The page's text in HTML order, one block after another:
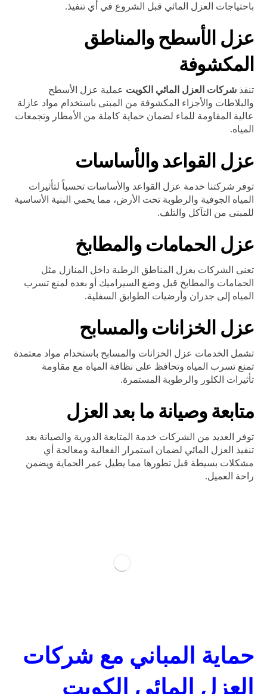
باحتياجات العزل المائي قبل الشروع في أي تنفيذ.
عزل الأسطح والمناطق
المكشوفة
تنفذشركات العزل المائي الكويت عملية عزل الأسطح
والبلاطات والأجزاء المكشوفة من المبنى باستخدام مواد عازلة
عالية المقاومة للماء لضمان حماية كاملة من الأمطار وتجمعات
المياه.
عزل القواعد والأساسات
توفر شركتنا خدمة عزل القواعد والأساسات تحسباً لتأثيرات
المياه الجوفية والرطوبة تحت الأرض، مما يحمي البنية الأساسية
للمبنى من التآكل والتلف.
عزل الحمامات والمطابخ
تعنى الشركات بعزل المناطق الرطبة داخل المنازل مثل
الحمامات والمطابخ قبل وضع السيراميك أو بعده لمنع تسرب
المياه إلى جدران وأرضيات الطوابق السفلية.
عزل الخزانات والمسابح
تشمل الخدمات عزل الخزانات والمسابح باستخدام مواد معتمدة
تمنع تسرب المياه وتحافظ على نظافة المياه مع مقاومة
تأثيرات الكلور والرطوبة المستمرة.
متابعة وصيانة ما بعد العزل
توفر العديد من الشركات خدمة المتابعة الدورية والصيانة بعد
تنفيذ العزل المائي لضمان استمرار الفعالية ومعالجة أي
مشكلات بسيطة قبل تطورها مما يطيل عمر الحماية ويضمن
راحة العميل.
حماية المباني مع شركات
العزل المائي الكويت